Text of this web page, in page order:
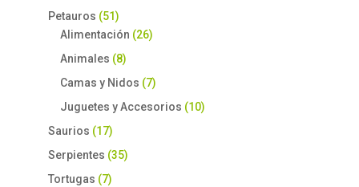
Petauros (51)
Alimentación (26)
Animales (8)
Camas y Nidos (7)
Juguetes y Accesorios (10)
Saurios (17)
Serpientes (35)
Tortugas (7)